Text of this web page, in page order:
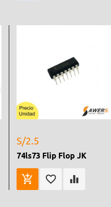
S/2.5
74ls73 Flip Flop JK